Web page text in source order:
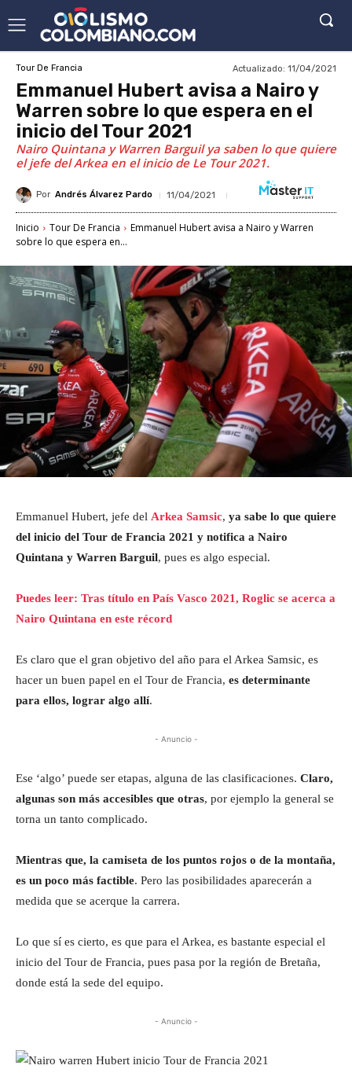
Tour De Francia Actualizado: 11/04/2021
Emmanuel Hubert avisa a Nairo y
Warren sobre lo que espera en el
inicio del Tour 2021
Nairo Quintana y Warren Barguil ya saben lo que quiere
el jefe del Arkea en el inicio de Le Tour 2021.
Por Andrés Álvarez Pardo 11/04/2021
Inicio Tour De Francia
Emmanuel Hubert avisa a Nairo y Warren
sobre lo que espera en...
Emmanuel Hubert, jefe del Arkea Samsic, ya sabe lo que quiere
del inicio del Tour de Francia 2021 y notifica a Nairo
Quintana y Warren Barguil, pues es algo especial.
Puedes leer: Tras título en País Vasco 2021, Roglic se acerca a
Nairo Quintana en este récord
Es claro que el gran objetivo del año para el Arkea Samsic, es
hacer un buen papel en el Tour de Francia, es determinante
para ellos, lograr algo allí.
- Anuncio -
Ese ‘algo’ puede ser etapas, alguna de las clasificaciones. Claro,
algunas son más accesibles que otras, por ejemplo la general se
torna un tanto complicado.
Mientras que, la camiseta de los puntos rojos o de la montaña,
es un poco más factible. Pero las posibilidades aparecerán a
medida que se acerque la carrera.
Lo que sí es cierto, es que para el Arkea, es bastante especial el
inicio del Tour de Francia, pues pasa por la región de Bretaña,
donde está la sede del equipo.
- Anuncio -